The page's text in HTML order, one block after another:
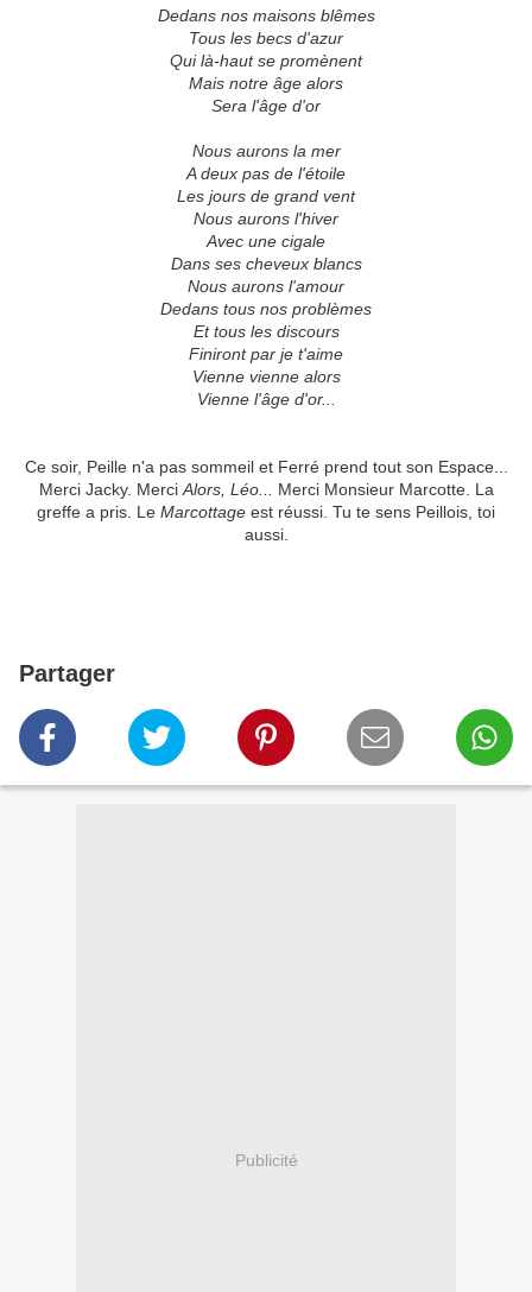
Dedans nos maisons blêmes
Tous les becs d'azur
Qui là-haut se promènent
Mais notre âge alors
Sera l'âge d'or
Nous aurons la mer
A deux pas de l'étoile
Les jours de grand vent
Nous aurons l'hiver
Avec une cigale
Dans ses cheveux blancs
Nous aurons l'amour
Dedans tous nos problèmes
Et tous les discours
Finiront par je t'aime
Vienne vienne alors
Vienne l'âge d'or...
Ce soir, Peille n'a pas sommeil et Ferré prend tout son Espace...
Merci Jacky. Merci Alors, Léo...
Merci Monsieur Marcotte. La
greffe a pris. Le Marcottage est réussi. Tu te sens Peillois, toi
aussi.
Partager
Publicité